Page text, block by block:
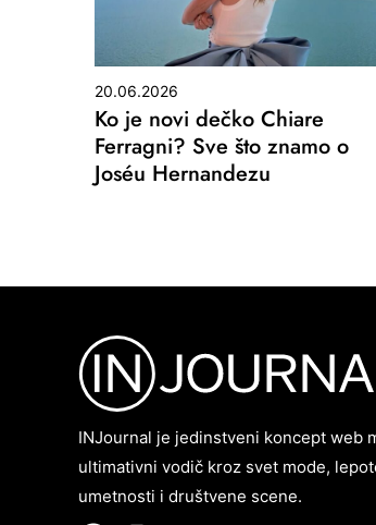
20.06.2026
Ko je novi dečko Chiare
Ferragni? Sve što znamo o
Joséu Hernandezu
INJournal je jedinstveni koncept web
ultimativni vodič kroz svet mode,
umetnosti i društvene scene.